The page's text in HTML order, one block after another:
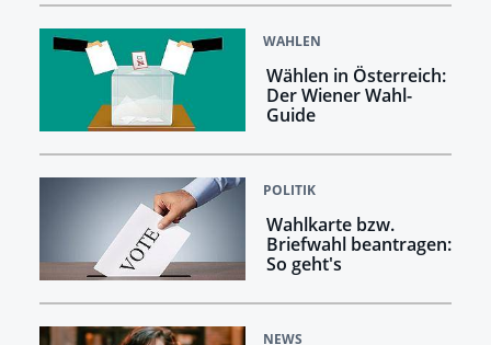
WAHLEN
Wählen in Österreich:
Der Wiener Wahl-
Guide
POLITIK
Wahlkarte bzw.
Briefwahl beantragen:
So geht's
NEWS